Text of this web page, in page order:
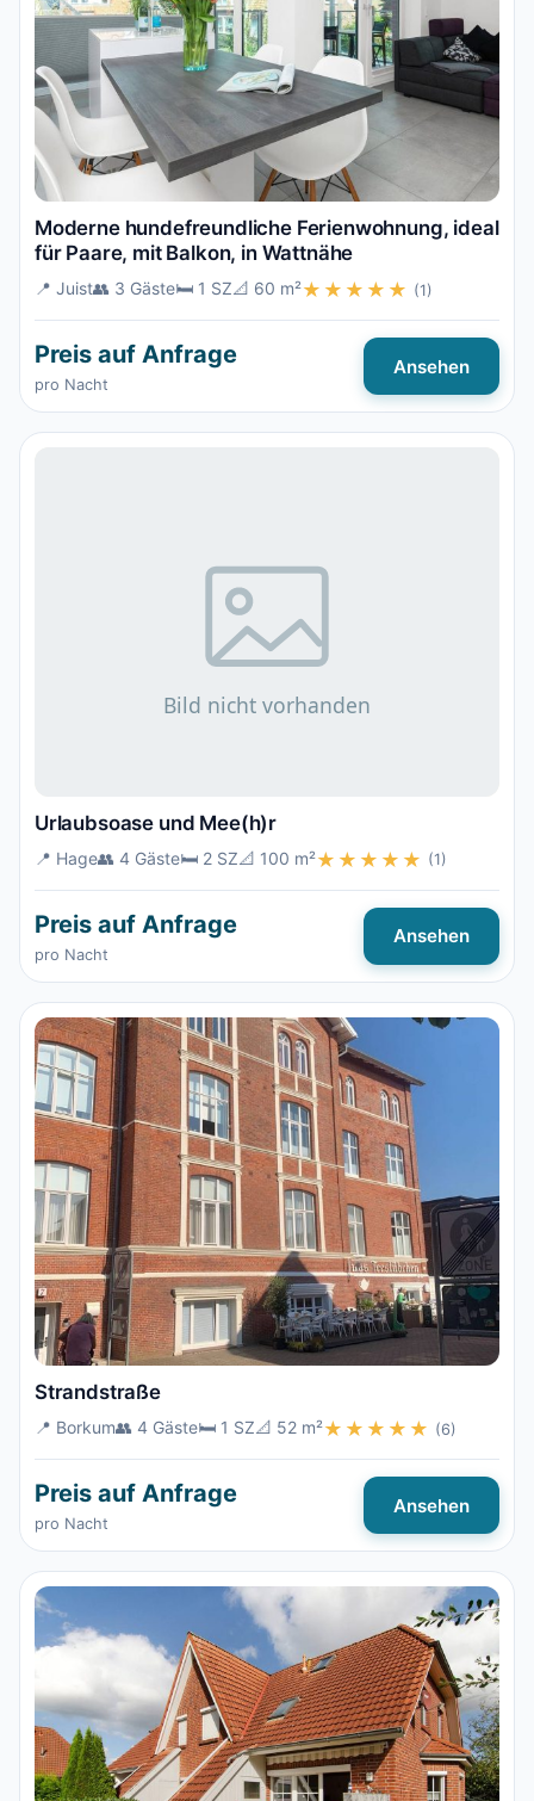
Moderne hundefreundliche Ferienwohnung, ideal
für Paare, mit Balkon, in Wattnähe
📍 Juist👥 3 Gäste🛏️ 1 SZ📐 60 m²★★★★★ (1)
Preis auf Anfrage
pro Nacht
Ansehen
Urlaubsoase und Mee(h)r
📍 Hage👥 4 Gäste🛏️ 2 SZ📐 100 m²★★★★★ (1)
Preis auf Anfrage
pro Nacht
Ansehen
Strandstraße
📍 Borkum👥 4 Gäste🛏️ 1 SZ📐 52 m²★★★★★ (6)
Preis auf Anfrage
pro Nacht
Ansehen